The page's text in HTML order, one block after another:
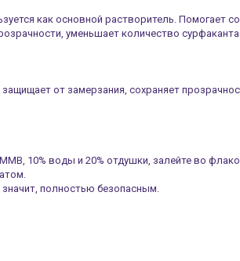
как основной растворитель. Помогает
уменьшает количество
от замерзания, сохраняет
10% воды и 20% отдушки, залейте во
полностью безопасным.